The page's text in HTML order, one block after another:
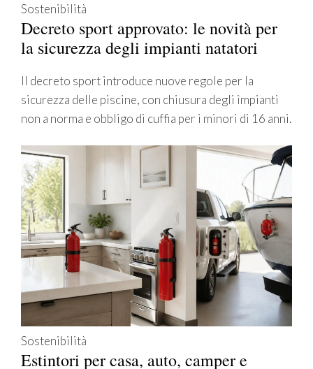
Sostenibilità
Decreto sport approvato: le novità per
la sicurezza degli impianti natatori
Il decreto sport introduce nuove regole per la
sicurezza delle piscine, con chiusura degli impianti
non a norma e obbligo di cuffia per i minori di 16 anni.
Sostenibilità
Estintori per casa, auto, camper e